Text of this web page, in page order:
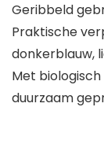
Geribbeld
Praktische
donkerblauw,
Met
duurzaam